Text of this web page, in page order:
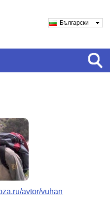
Български
avtor/vuhan